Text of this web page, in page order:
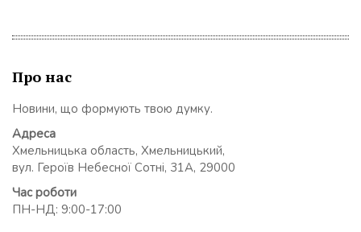
Про нас
Новини, що формують твою думку.
Адреса
Хмельницька область, Хмельницький,
вул. Героїв Небесної Сотні, 31А, 29000
Час роботи
ПН-НД: 9:00-17:00